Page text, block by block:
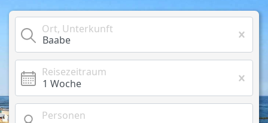
Ort, Unterkunft
Reisezeitraum
Personen